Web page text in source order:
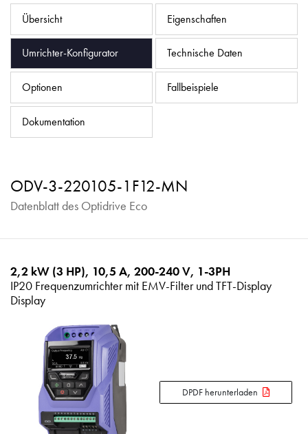
Übersicht Eigenschaften
Umrichter-Konfigurator Technische Daten
Optionen Fallbeispiele
Dokumentation
ODV-3-220105-1F12-MN
Datenblatt des Optidrive Eco
2,2 kW (3 HP), 10,5 A, 200-240 V, 1-3PH
IP20 Frequenzumrichter mit EMV-Filter und TFT-Display
Display
DPDF herunterladen
Datenschutzrichtlinie
Sitemap